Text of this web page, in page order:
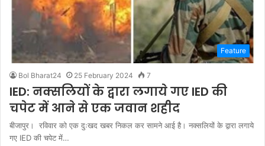
Feature
Bol Bharat24 25 February 2024 7
IED: नक्सलियों के द्वारा लगाये गए IED की
चपेट में आने से एक जवान शहीद
बीजापुर। रविवार को एक दुःखद खबर निकल कर सामने आई है। नक्सलियों के द्वारा लगाये
गए IED की चपेट में…